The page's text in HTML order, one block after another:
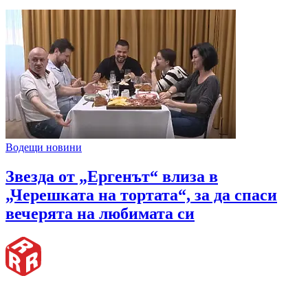
Водещи новини
Звезда от „Ергенът“ влиза в
„Черешката на тортата“, за да спаси
вечерята на любимата си